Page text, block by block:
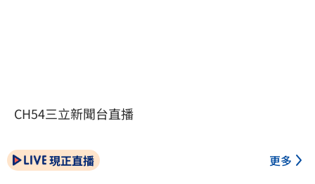
CH54三立新聞台直播
現正直播 更多